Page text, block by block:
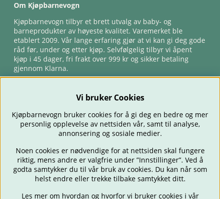
Om Kjøpbarnevogn
Kjøpbarnevogn tilbyr et brett utvalg av baby- og
barneprodukter av høyeste kvalitet. Varemerket ble
etablert 2009. Vår lange erfaring gjør at vi kan gi deg gode
råd før, under og etter kjøp. Selvfølgelig tilbyr vi åpent
kjøp i 45 dager, fri frakt over 999 kr og sikker betaling
gjennom Klarna.
BARNEVOGNER BILSTOLER BABY SPISE & MATE
REISE
FORELDRE
BARNEROMMET LEKER TILBUD
OUTLET
GAVETIPS
Vi bruker Cookies
Kjøpbarnevogn bruker cookies for å gi deg en bedre og mer
personlig opplevelse av nettsiden vår, samt til analyse,
annonsering og sosiale medier.
Noen cookies er nødvendige for at nettsiden skal fungere
riktig, mens andre er valgfrie under ”Innstillinger”. Ved å
godta samtykker du til vår bruk av cookies. Du kan når som
helst endre eller trekke tilbake samtykket ditt.
Les mer om hvordan og hvorfor vi bruker cookies i vår